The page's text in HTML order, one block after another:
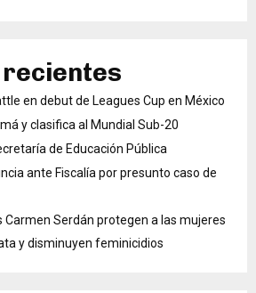
en debut de Leagues Cup en México
y clasifica al Mundial Sub-20
de Educación Pública
ante Fiscalía por presunto caso de
Carmen Serdán protegen a las mujeres
y disminuyen feminicidios